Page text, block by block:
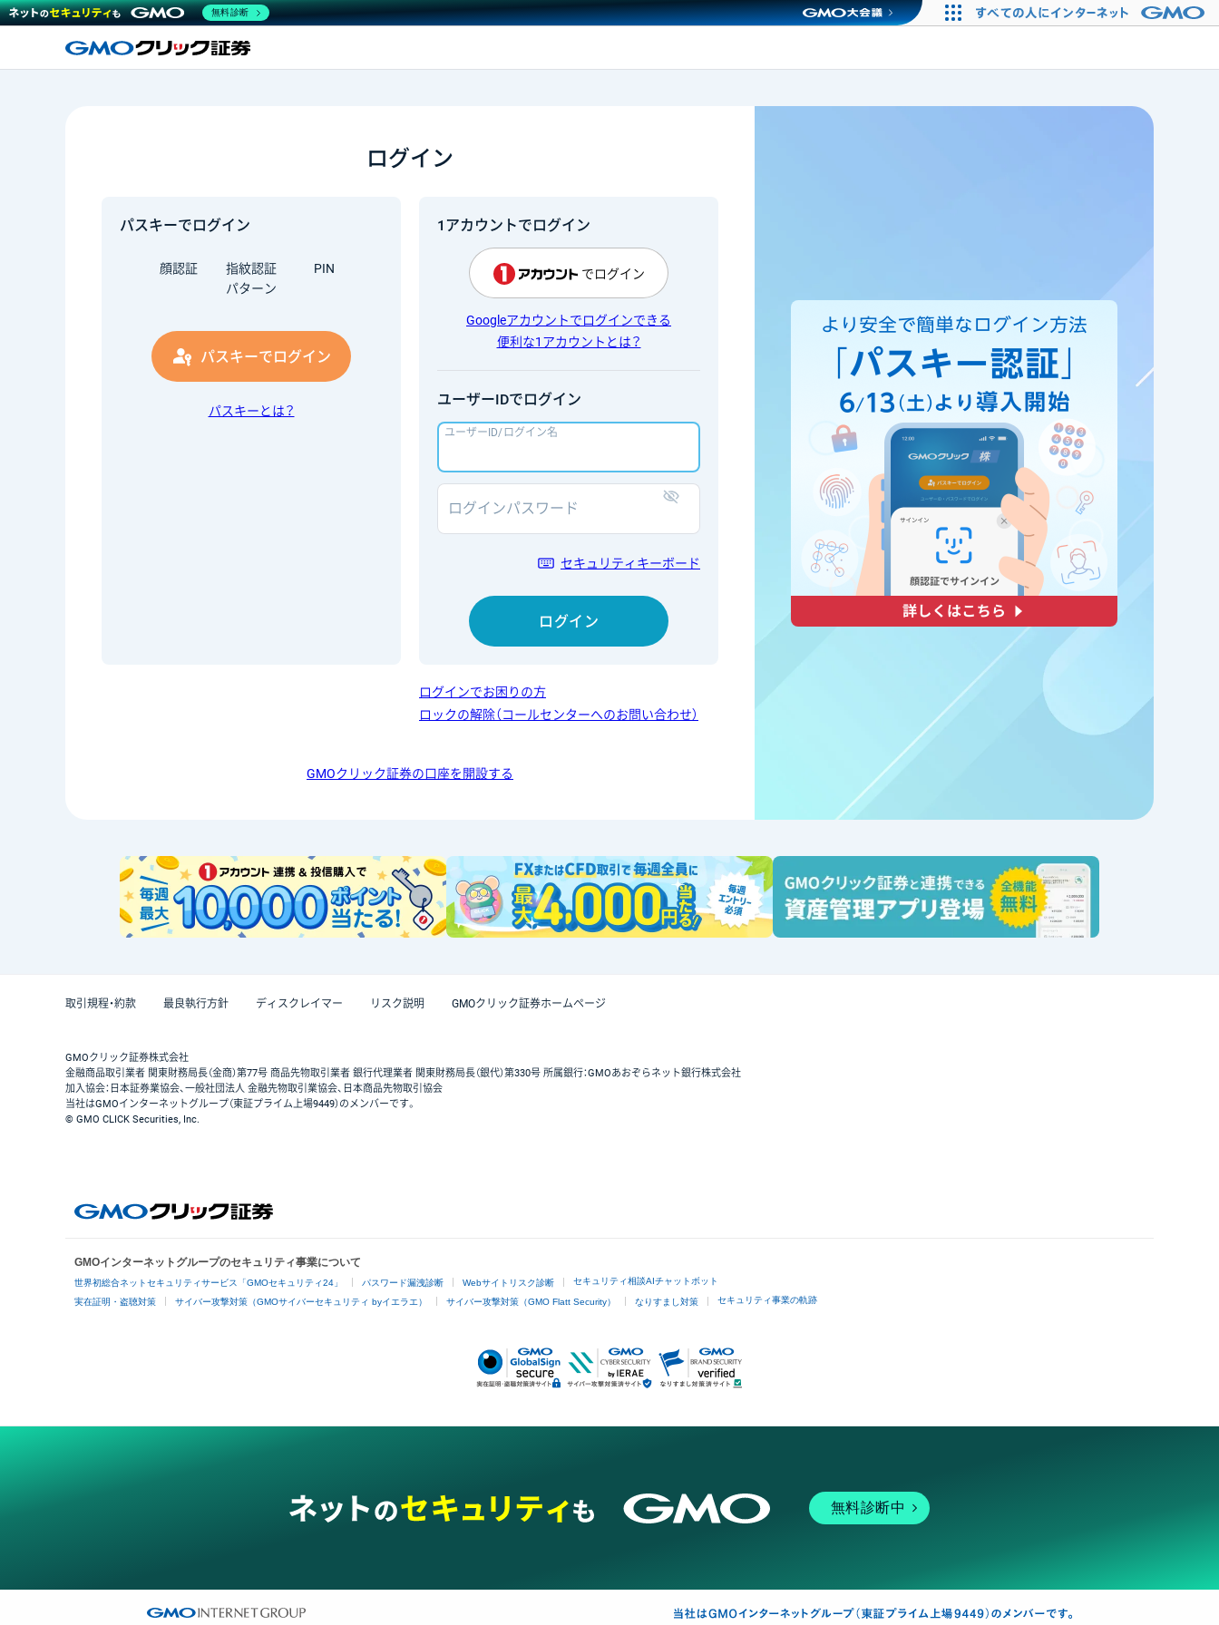
ログイン
パスキーでログイン
顔認証 指紋認証
PIN
パターン
パスキーでログイン
パスキーとは？
1アカウントでログイン
でログイン
Googleアカウントでログインできる
便利な1アカウントとは？
ユーザーIDでログイン
ユーザーID/ログイン名
ログインパスワード
セキュリティキーボード
ログイン
ログインでお困りの方
ロックの解除（コールセンターへのお問い合わせ）
GMOクリック証券の口座を開設する
取引規程・約款 最良執行方針 ディスクレイマー リスク説明 GMOクリック証券ホームページ
GMOクリック証券株式会社
金融商品取引業者 関東財務局長（金商）第77号 商品先物取引業者 銀行代理業者 関東財務局長（銀代）第330号 所属銀行：GMOあおぞらネット銀行株式会社
加入協会：日本証券業協会、一般社団法人 金融先物取引業協会、日本商品先物取引協会
当社はGMOインターネットグループ（東証プライム上場9449）のメンバーです。
© GMO CLICK Securities, Inc.
GMOインターネットグループのセキュリティ事業について
世界初総合ネットセキュリティサービス「GMOセキュリティ24」 パスワード漏洩診断 Webサイトリスク診断 セキュリティ相談AIチャットボット
実在証明・盗聴対策 サイバー攻撃対策（GMOサイバーセキュリティ byイエラエ） サイバー攻撃対策（GMO Flatt Security） なりすまし対策 セキュリティ事業の軌跡
無料診断中
無料診断